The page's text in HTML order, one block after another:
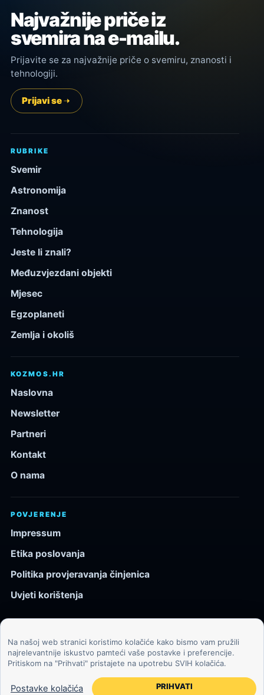
Najvažnije priče iz
svemira na e-mailu.
Prijavite se za najvažnije priče o svemiru, znanosti i
tehnologiji.
Prijavi se
RUBRIKE
Svemir
Astronomija
Znanost
Tehnologija
Jeste li znali?
Međuzvjezdani objekti
Mjesec
Egzoplaneti
Zemlja i okoliš
KOZMOS.HR
Naslovna
Newsletter
Partneri
Kontakt
O nama
POVJERENJE
Impressum
Etika poslovanja
Politika provjeravanja činjenica
Uvjeti korištenja
© 2026 Kozmos.hr. Sva prava pridržana.
Svemir, znanost, tehnologija i velike ideje za znatiželjne
čitatelje.
Na našoj web stranici koristimo kolačiće kako bismo vam pružili
najrelevantnije iskustvo pamteći vaše postavke i preferencije.
Pritiskom na "Prihvati" pristajete na upotrebu SVIH kolačića.
Postavke kolačića PRIHVATI